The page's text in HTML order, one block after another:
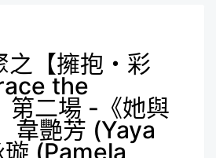
之【擁抱・彩
the
第二場 -《她與
韋艷芳 (Yaya
(Pamela